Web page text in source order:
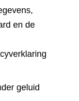
en de
geluid